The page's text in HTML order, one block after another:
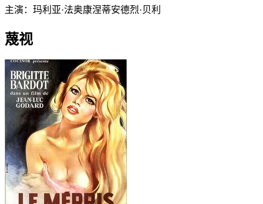
主演： 玛利亚·法奥康涅蒂安德烈·贝利
蔑视